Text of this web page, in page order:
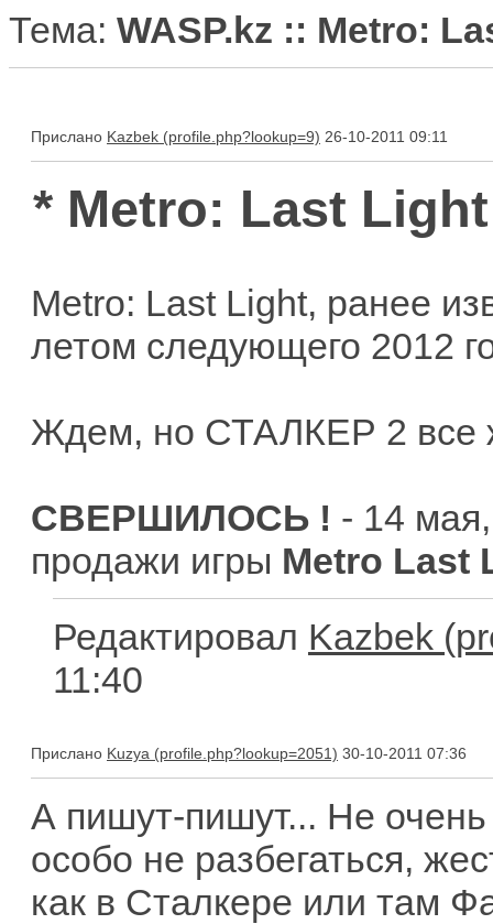
Тема: WASP.kz :: Metro:
Прислано Kazbek 26-10-2011 09:11
* Metro: Last
Metro: Last Light, ранее
летом следующего 2012
Ждем, но СТАЛКЕР 2 все
СВЕРШИЛОСЬ ! - 14
продажи игры Metro Last
Редактировал Kazbek
11:40
Прислано Kuzya 30-10-2011 07:36
А пишут-пишут... Не очень
особо не разбегаться,
как в Сталкере или там